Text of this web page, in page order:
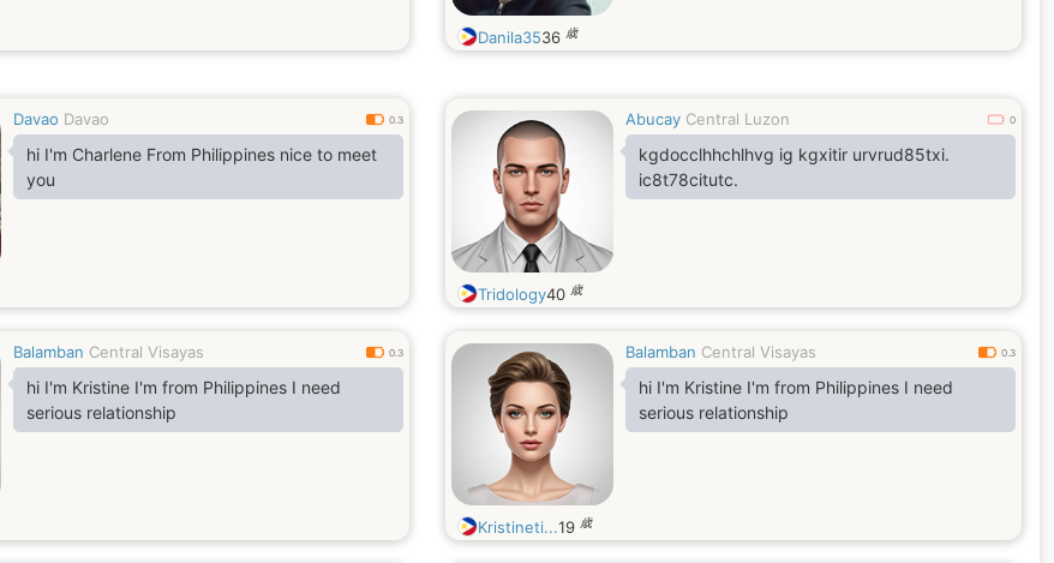
Danila3536 歳
Davao Davao 0.3
hi I'm Charlene From Philippines nice to meet
you
Abucay Central Luzon 0
kgdocclhhchlhvg ig kgxitir urvrud85txi.
ic8t78citutc.
Tridology40 歳
Balamban Central Visayas 0.3
hi I'm Kristine I'm from Philippines I need
serious relationship
Balamban Central Visayas 0.3
hi I'm Kristine I'm from Philippines I need
serious relationship
Kristineti...19 歳